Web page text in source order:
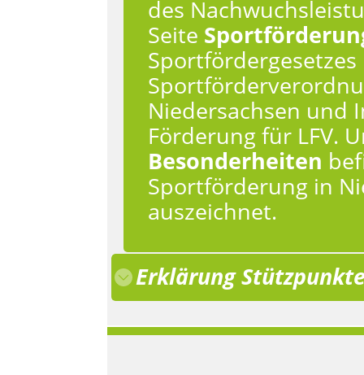
des
Seite
Niedersachsen und
Förderung für LFV.
Besonderheiten
Sportförderung in
auszeichnet.
Erklärung